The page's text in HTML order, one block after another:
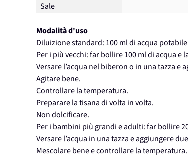
Sale
Modalità d'uso
Diluizione standard: 100 ml di acqua
Per i più vecchi:far bollire 100 ml di acqua e
Versare l’acqua nel biberon o in una tazza e
Agitare bene.
Controllare la temperatura.
Preparare la tisana di volta in volta.
Non dolcificare.
Per i bambini più grandi e adulti:far bollire
Versare l’acqua in una tazza e aggiungere
Mescolare bene e controllare la temperatura.